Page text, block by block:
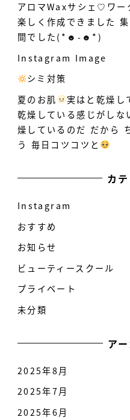
アロマWaxサシェ♡ワー
楽しく作成できました
間でした(*☻-☻*)
Instagram Image
シミ対策
️ 夏のお肌 実はと乾燥し
乾燥している感じがし
燥しているのだ だから
う 毎日コツコツと
カ
Instagram
おすすめ
お知らせ
ビューティースクール
プライベート
未分類
ア
2025年8月
2025年7月
2025年6月